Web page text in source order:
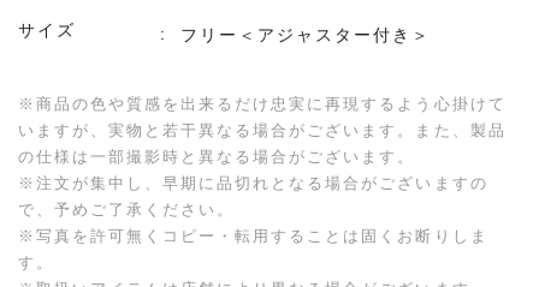
サイズ フリー＜アジャスター付き＞
※商品の色や質感を出来るだけ忠実に再現するよう心掛けて
いますが、実物と若干異なる場合がございます。また、製品
の仕様は一部撮影時と異なる場合がございます。
※注文が集中し、早期に品切れとなる場合がございますの
で、予めご了承ください。
※写真を許可無くコピー・転用することは固くお断りしま
す。